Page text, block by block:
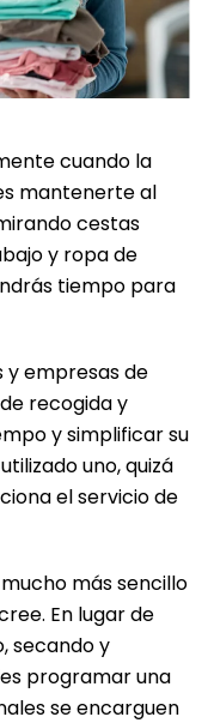
cuando la
mantenerte al
cestas
y ropa de
tiempo para
y empresas de
recogida y
y simplificar su
uno, quizá
el servicio de
más sencillo
En lugar de
secando y
programar una
se encarguen